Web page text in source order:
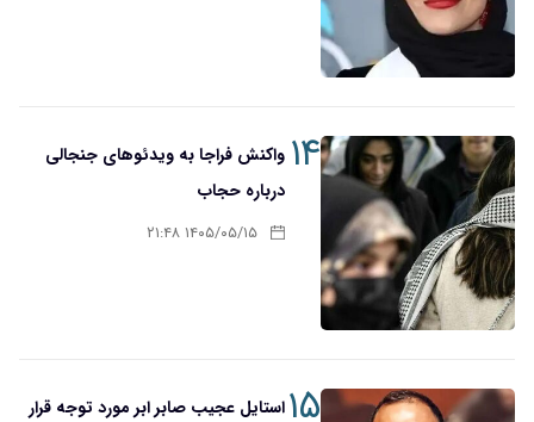
۱۴ واکنش فراجا به ویدئوهای جنجالی
درباره حجاب
۱۴۰۵/۰۵/۱۵ ۲۱:۴۸
۱۵استایل عجیب صابر ابر مورد توجه قرار